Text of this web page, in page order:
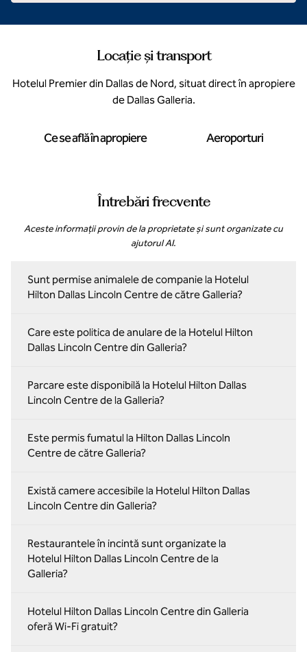
Locație și transport
Hotelul Premier din Dallas de Nord, situat direct în apropiere
de Dallas Galleria.
Ce se află în apropiere Aeroporturi
Întrebări frecvente
Aceste informații provin de la proprietate și sunt organizate cu
ajutorul AI.
Sunt permise animalele de companie la Hotelul
Hilton Dallas Lincoln Centre de către Galleria?
Care este politica de anulare de la Hotelul Hilton
Dallas Lincoln Centre din Galleria?
Parcare este disponibilă la Hotelul Hilton Dallas
Lincoln Centre de la Galleria?
Este permis fumatul la Hilton Dallas Lincoln
Centre de către Galleria?
Există camere accesibile la Hotelul Hilton Dallas
Lincoln Centre din Galleria?
Restaurantele în incintă sunt organizate la
Hotelul Hilton Dallas Lincoln Centre de la
Galleria?
Hotelul Hilton Dallas Lincoln Centre din Galleria
oferă Wi-Fi gratuit?